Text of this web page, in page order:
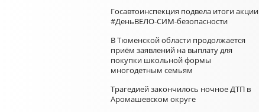
Госавтоинспекция подвела итоги акции
#ДеньВЕЛО-СИМ-безопасности
В Тюменской области продолжается
приём заявлений на выплату для
покупки школьной формы
многодетным семьям
Трагедией закончилось ночное ДТП в
Аромашевском округе